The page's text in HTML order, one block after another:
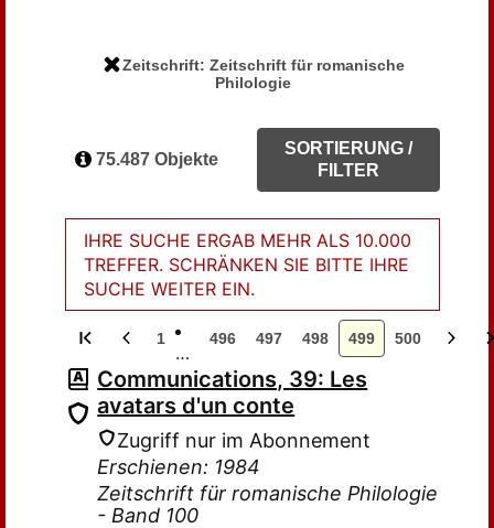
Zeitschrift: Zeitschrift für romanische
Philologie
75.487 Objekte
SORTIERUNG /
FILTER
IHRE SUCHE ERGAB MEHR ALS 10.000
TREFFER. SCHRÄNKEN SIE BITTE IHRE
SUCHE WEITER EIN.
1
…
496 497 498 499 500
Communications, 39: Les
avatars d'un conte
Zugriff nur im Abonnement
Erschienen: 1984
Zeitschrift für romanische Philologie
- Band 100